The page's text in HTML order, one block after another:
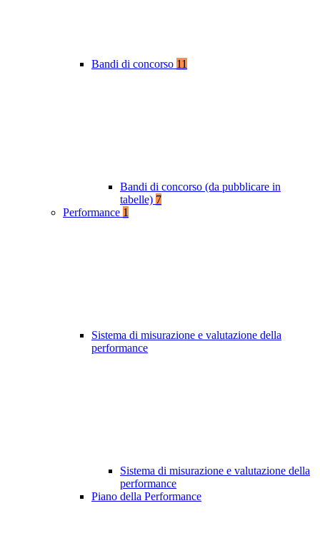
Bandi di concorso 11
Bandi di concorso (da pubblicare in
tabelle) 7
Performance 1
Sistema di misurazione e valutazione della
performance
Sistema di misurazione e valutazione della
performance
Piano della Performance